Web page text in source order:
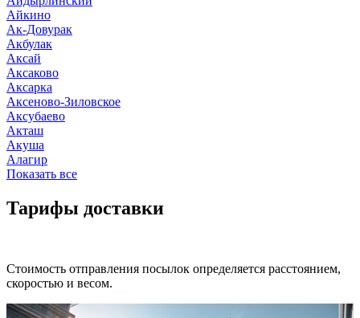
Айкино
Ак-Довурак
Акбулак
Аксай
Аксаково
Аксарка
Аксеново-Зиловское
Аксубаево
Акташ
Акуша
Алагир
Показать все
Тарифы доставки
Стоимость отправления посылок определяется расстоянием,
скоростью и весом.